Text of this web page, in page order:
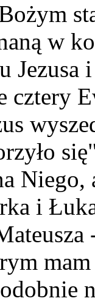
w
Jezusa
cztery
Niego,
i